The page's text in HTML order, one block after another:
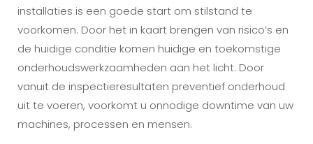
installaties is een goede start om stilstand te
voorkomen. Door het in kaart brengen van risico’s en
de huidige conditie komen huidige en toekomstige
onderhoudswerkzaamheden aan het licht. Door
vanuit de inspectieresultaten preventief onderhoud
uit te voeren, voorkomt u onnodige downtime van uw
machines, processen en mensen.